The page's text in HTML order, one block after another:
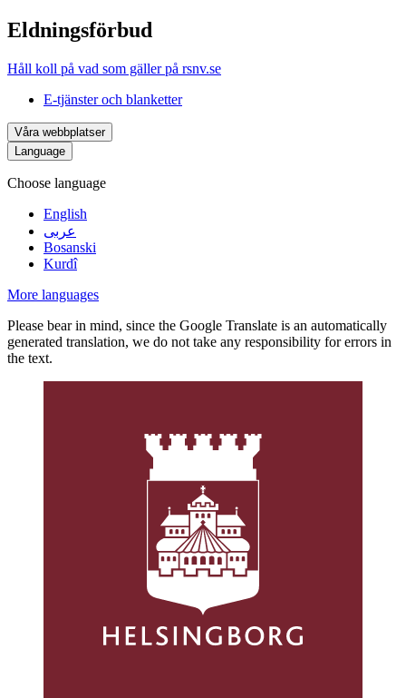
Eldningsförbud
Håll koll på vad som gäller på rsnv.se
E-tjänster och blanketter
Våra webbplatser
Language
Choose language
English
عربى
Bosanski
Kurdî
More languages
Please bear in mind, since the Google Translate is an automatically
generated translation, we do not take any responsibility for errors in
the text.